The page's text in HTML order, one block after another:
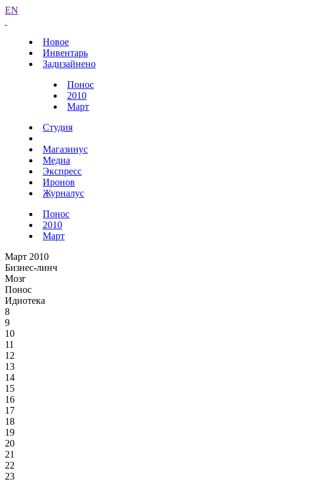
EN
Новое
Инвентарь
Задизайнено
Понос
2010
Март
Студия
Магазинус
Медиа
Экспресс
Иронов
Журналус
Понос
2010
Март
Март 2010
Бизнес-линч
Мозг
Понос
Идиотека
8
9
10
11
12
13
14
15
16
17
18
19
20
21
22
23